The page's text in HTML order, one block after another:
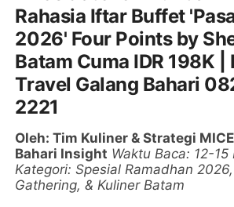
Rahasia Iftar Buffet
2026' Four Points by
Batam Cuma IDR 198K |
Travel Galang Bahari
2221
Oleh: Tim Kuliner & Strategi
Bahari Insight Waktu Baca: 12-15
Kategori: Spesial Ramadhan
Gathering, & Kuliner Batam